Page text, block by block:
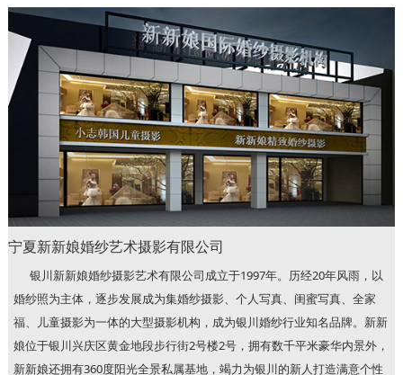
宁夏新新娘婚纱艺术摄影有限公司
银川新新娘婚纱摄影艺术有限公司成立于1997年。历经20年风雨，以
婚纱照为主体，逐步发展成为集婚纱摄影、个人写真、闺蜜写真、全家
福、儿童摄影为一体的大型摄影机构，成为银川婚纱行业知名品牌。新新
娘位于银川兴庆区黄金地段步行街2号楼2号，拥有数千平米豪华内景外，
新新娘还拥有360度阳光全景私属基地，竭力为银川的新人打造满意个性